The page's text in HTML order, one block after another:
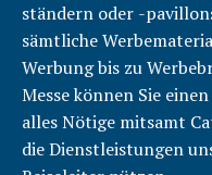
ständern oder -
sämtliche
Werbung bis zu
Messe können Sie
alles Nötige mitsamt
die Dienstleistungen